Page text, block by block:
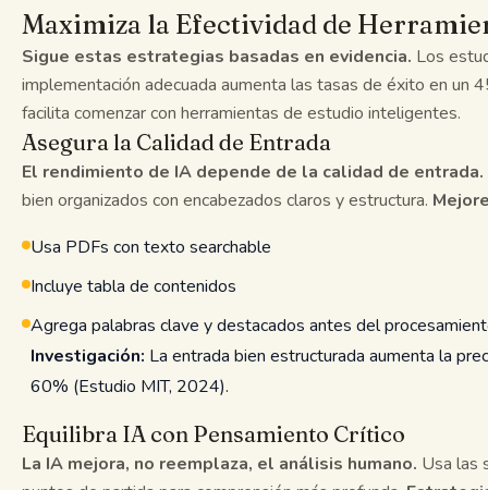
Maximiza la Efectividad de
Sigue estas estrategias basadas en evidencia. Los
implementación adecuada aumenta las tasas de éxito en un
facilita comenzar con herramientas de estudio inteligentes.
Asegura la Calidad de Entrada
El rendimiento de IA depende de la calidad de entrada.
bien organizados con encabezados claros y estructura.
Usa PDFs con texto searchable
Incluye tabla de contenidos
Agrega palabras clave y destacados antes del
Investigación: La entrada bien estructurada aumenta la
60% (Estudio MIT, 2024).
Equilibra IA con Pensamiento Crítico
La IA mejora, no reemplaza, el análisis humano. Usa las